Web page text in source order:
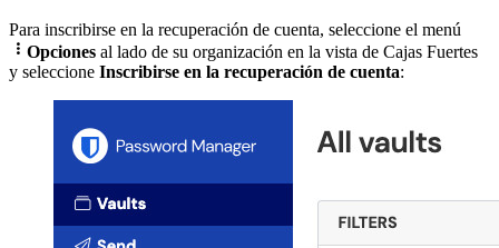
Para inscribirse en la recuperación de cuenta, seleccione el menú
 Opciones al lado de su organización en la vista de Cajas Fuertes
y seleccione Inscribirse en la recuperación de cuenta: